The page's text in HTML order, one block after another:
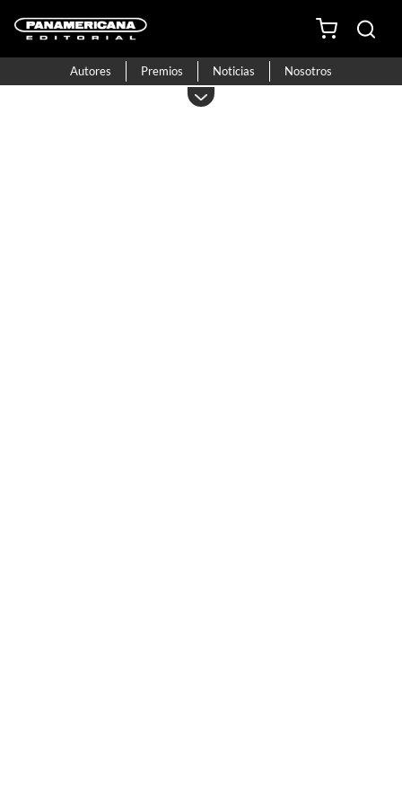
Autores Premios Noticias Nosotros